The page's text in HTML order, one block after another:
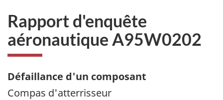
Rapport d'enquête
aéronautique A95W0202
Défaillance d'un composant
Compas d'atterrisseur